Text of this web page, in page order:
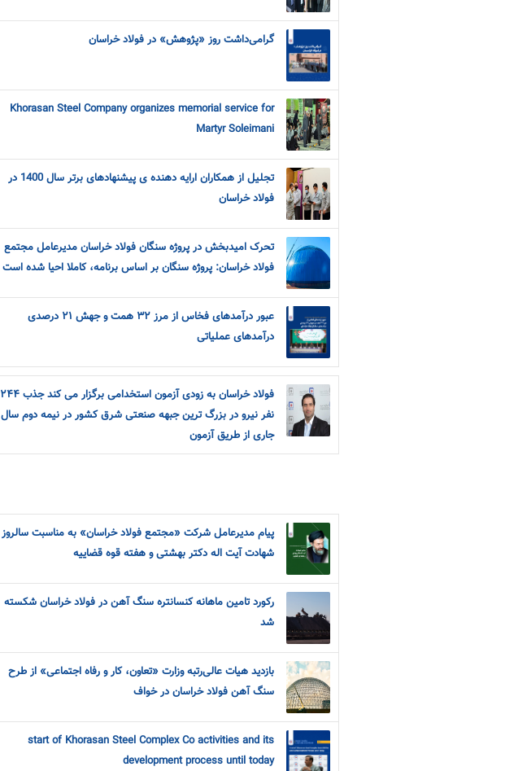
گرامی‌داشت روز «پژوهش» در فولاد خراسان
Khorasan Steel Company organizes memorial service for
Martyr Soleimani
تجلیل از همکاران ارایه دهنده ی پیشنهادهای برتر سال 1400 در
فولاد خراسان
تحرک امیدبخش در پروژه سنگان فولاد خراسان مدیرعامل مجتمع
فولاد خراسان: پروژه سنگان بر اساس برنامه، کاملا احیا شده است
عبور درآمدهای فخاس از مرز ۳۲ همت و جهش ۲۱ درصدی
درآمدهای عملیاتی
فولاد خراسان به زودی آزمون استخدامی برگزار می کند جذب ٢۴۴
نفر نیرو در بزرگ ترین جبهه صنعتی شرق کشور در نیمه دوم سال
جاری از طریق آزمون
پیام مدیرعامل شرکت «مجتمع فولاد خراسان» به مناسبت سالروز
شهادت آیت اله دکتر بهشتی و هفته قوه قضاییه
رکورد تامین ماهانه کنسانتره سنگ آهن در فولاد خراسان شکسته
شد
بازدید هیات عالی‌رتبه وزارت «تعاون، کار و رفاه اجتماعی» از طرح
سنگ آهن فولاد خراسان در خواف
start of Khorasan Steel Complex Co activities and its
development process until today